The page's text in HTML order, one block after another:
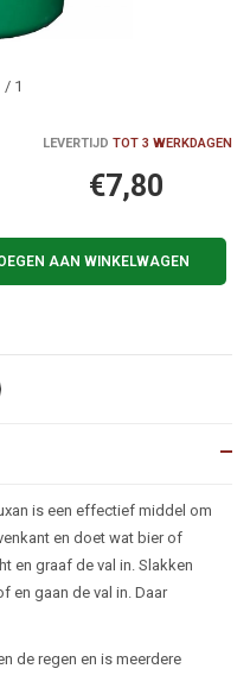
/ 1
LEVERTIJD TOT 3 WERKDAGEN
€7,80
AAN WINKELWAGEN
is een effectief middel om
en doet wat bier of
en graaf de val in. Slakken
en gaan de val in. Daar
de regen en is meerdere